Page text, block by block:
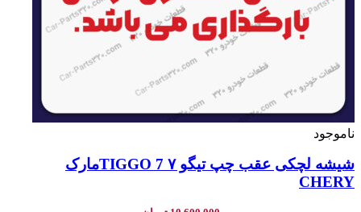
ناموجود
شیشه لچکی عقب چپ تیگو ۷ TIGGO 7مارک
CHERY